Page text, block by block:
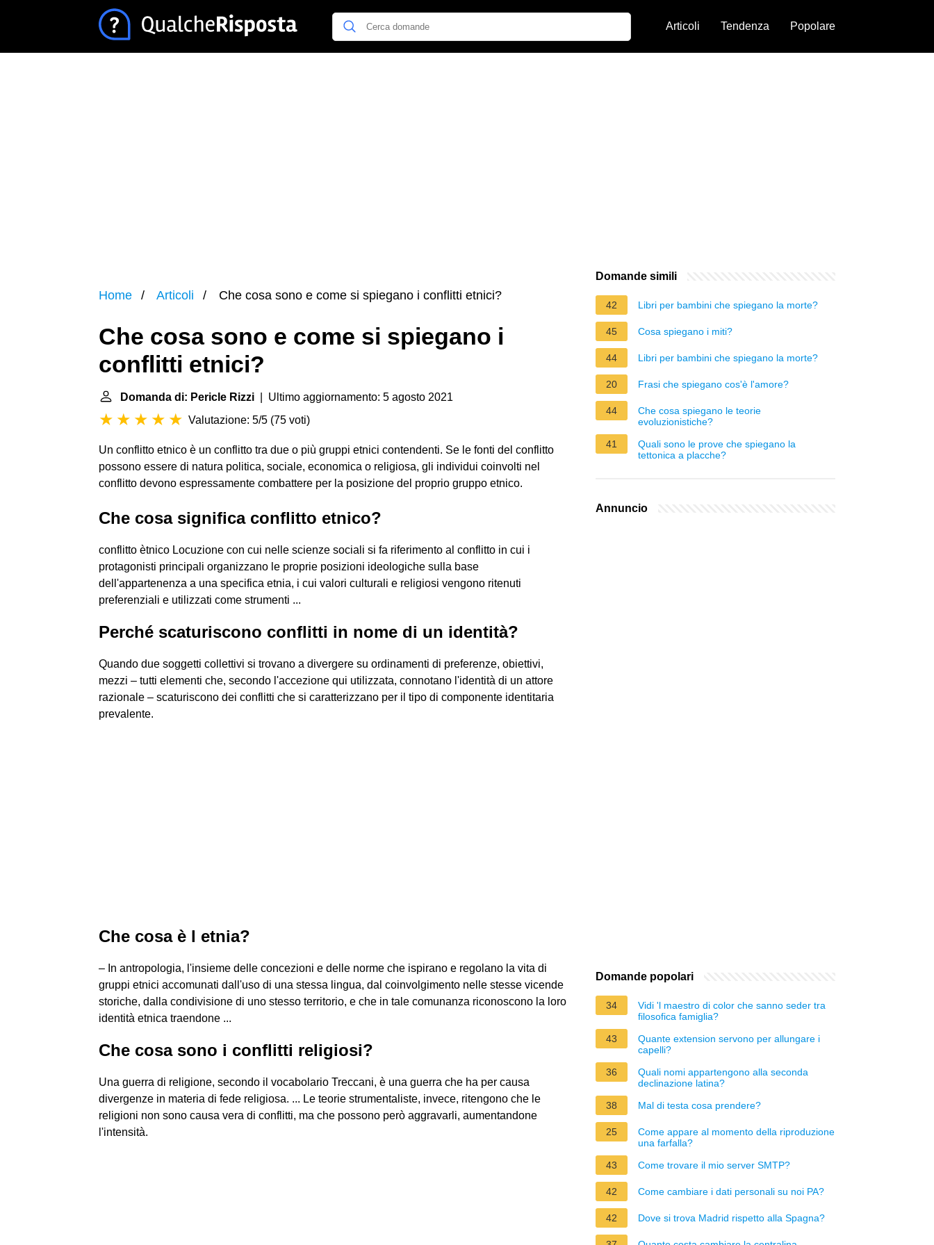
Articoli Tendenza Popolare
Home Articoli Che cosa sono e come si spiegano i conflitti etnici?
Che cosa sono e come si spiegano i
conflitti etnici?
Domanda di: Pericle Rizzi | Ultimo aggiornamento: 5 agosto 2021
Valutazione: 5/5 (75 voti)
Un conflitto etnico è un conflitto tra due o più gruppi etnici contendenti. Se le fonti del conflitto
possono essere di natura politica, sociale, economica o religiosa, gli individui coinvolti nel
conflitto devono espressamente combattere per la posizione del proprio gruppo etnico.
Che cosa significa conflitto etnico?
conflitto ètnico Locuzione con cui nelle scienze sociali si fa riferimento al conflitto in cui i
protagonisti principali organizzano le proprie posizioni ideologiche sulla base
dell'appartenenza a una specifica etnia, i cui valori culturali e religiosi vengono ritenuti
preferenziali e utilizzati come strumenti ...
Perché scaturiscono conflitti in nome di un identità?
Quando due soggetti collettivi si trovano a divergere su ordinamenti di preferenze, obiettivi,
mezzi – tutti elementi che, secondo l'accezione qui utilizzata, connotano l'identità di un attore
razionale – scaturiscono dei conflitti che si caratterizzano per il tipo di componente identitaria
prevalente.
Che cosa è l etnia?
– In antropologia, l'insieme delle concezioni e delle norme che ispirano e regolano la vita di
gruppi etnici accomunati dall'uso di una stessa lingua, dal coinvolgimento nelle stesse vicende
storiche, dalla condivisione di uno stesso territorio, e che in tale comunanza riconoscono la loro
identità etnica traendone ...
Che cosa sono i conflitti religiosi?
Una guerra di religione, secondo il vocabolario Treccani, è una guerra che ha per causa
divergenze in materia di fede religiosa. ... Le teorie strumentaliste, invece, ritengono che le
religioni non sono causa vera di conflitti, ma che possono però aggravarli, aumentandone
l'intensità.
Domande simili
42 Libri per bambini che spiegano la morte?
45 Cosa spiegano i miti?
44 Libri per bambini che spiegano la morte?
20 Frasi che spiegano cos'è l'amore?
44
Che cosa spiegano le teorie
evoluzionistiche?
41
Quali sono le prove che spiegano la
tettonica a placche?
Annuncio
Domande popolari
34
Vidi 'l maestro di color che sanno seder tra
filosofica famiglia?
43
Quante extension servono per allungare i
capelli?
36
Quali nomi appartengono alla seconda
declinazione latina?
38
Mal di testa cosa prendere?
25
Come appare al momento della riproduzione
una farfalla?
43
Come trovare il mio server SMTP?
42 Come cambiare i dati personali su noi PA?
42 Dove si trova Madrid rispetto alla Spagna?